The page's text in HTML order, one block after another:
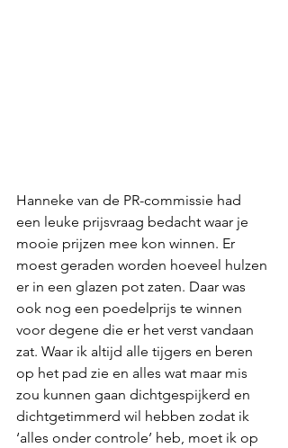
Hanneke van de PR-commissie had
een leuke prijsvraag bedacht waar je
mooie prijzen mee kon winnen. Er
moest geraden worden hoeveel hulzen
er in een glazen pot zaten. Daar was
ook nog een poedelprijs te winnen
voor degene die er het verst vandaan
zat. Waar ik altijd alle tijgers en beren
op het pad zie en alles wat maar mis
zou kunnen gaan dichtgespijkerd en
dichtgetimmerd wil hebben zodat ik
‘alles onder controle’ heb, moet ik op